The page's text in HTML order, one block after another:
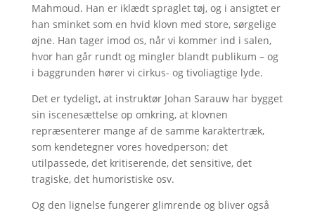
Mahmoud. Han er iklædt spraglet tøj, og i ansigtet er
han sminket som en hvid klovn med store, sørgelige
øjne. Han tager imod os, når vi kommer ind i salen,
hvor han går rundt og mingler blandt publikum – og
i baggrunden hører vi cirkus- og tivoliagtige lyde.
Det er tydeligt, at instruktør Johan Sarauw har bygget
sin iscenesættelse op omkring, at klovnen
repræsenterer mange af de samme karaktertræk,
som kendetegner vores hovedperson; det
utilpassede, det kritiserende, det sensitive, det
tragiske, det humoristiske osv.
Og den lignelse fungerer glimrende og bliver også